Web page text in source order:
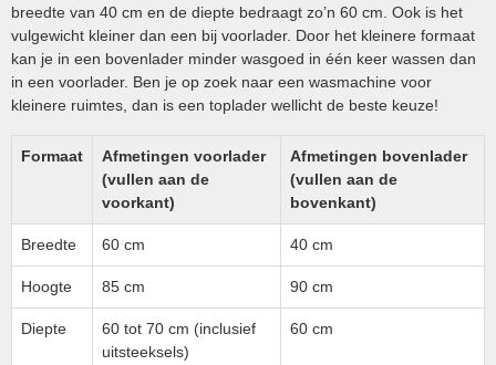
breedte van 40 cm en de diepte bedraagt zo’n 60 cm. Ook is het
vulgewicht kleiner dan een bij voorlader. Door het kleinere formaat
kan je in een bovenlader minder wasgoed in één keer wassen dan
in een voorlader. Ben je op zoek naar een wasmachine voor
kleinere ruimtes, dan is een toplader wellicht de beste keuze!
Formaat
Afmetingen voorlader
(vullen aan de
voorkant)
Afmetingen bovenlader
(vullen aan de
bovenkant)
Breedte 60 cm 40 cm
Hoogte 85 cm 90 cm
Diepte
60 tot 70 cm (inclusief
uitsteeksels)
60 cm